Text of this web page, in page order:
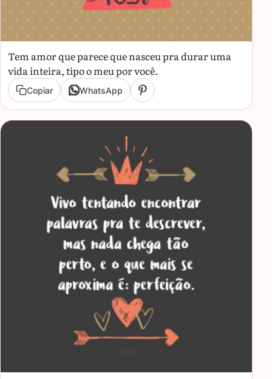
Tem amor que parece que nasceu pra durar uma
vida inteira, tipo o meu por você.
Copiar WhatsApp